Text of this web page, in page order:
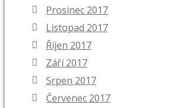
Prosinec 2017
Listopad 2017
Říjen 2017
Září 2017
Srpen 2017
Červenec 2017